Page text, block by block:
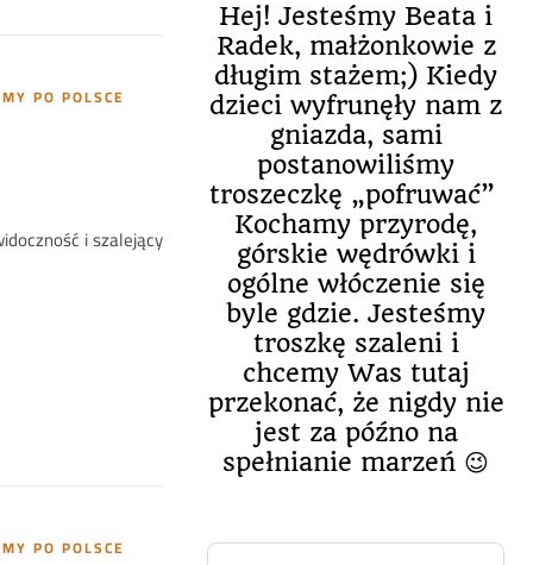
PO POLSCE
i szalejący
PO POLSCE
Hej! Jesteśmy Beata i
Radek, małżonkowie z
długim stażem;) Kiedy
dzieci wyfrunęły nam z
gniazda, sami
postanowiliśmy
troszeczkę „pofruwać”
Kochamy przyrodę,
górskie wędrówki i
ogólne włóczenie się
byle gdzie. Jesteśmy
troszkę szaleni i
chcemy Was tutaj
przekonać, że nigdy nie
jest za późno na
spełnianie marzeń 😉